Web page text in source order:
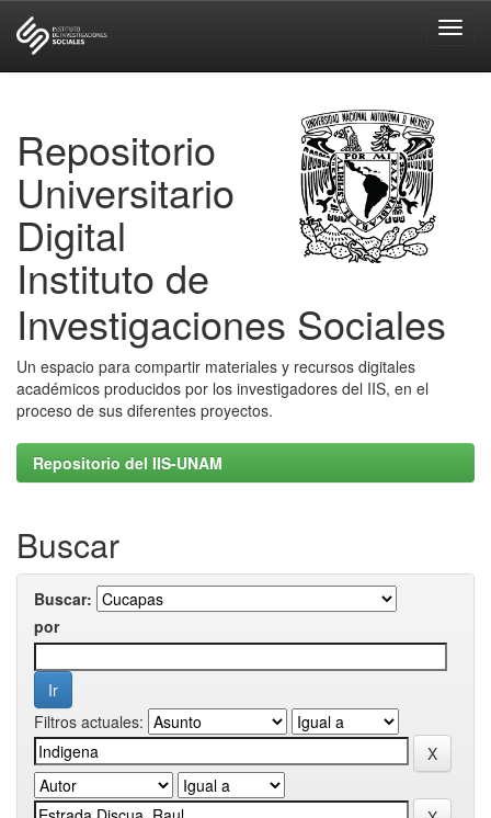
Repositorio
Universitario
Digital
Instituto de
Investigaciones Sociales
Un espacio para compartir materiales y recursos digitales
académicos producidos por los investigadores del IIS, en el
proceso de sus diferentes proyectos.
Repositorio del IIS-UNAM
Buscar
Buscar:
por
Filtros actuales: